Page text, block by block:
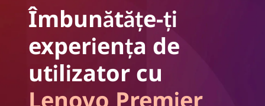
Îmbunătățe-ți
experiența de
utilizator cu
Lenovo Premier